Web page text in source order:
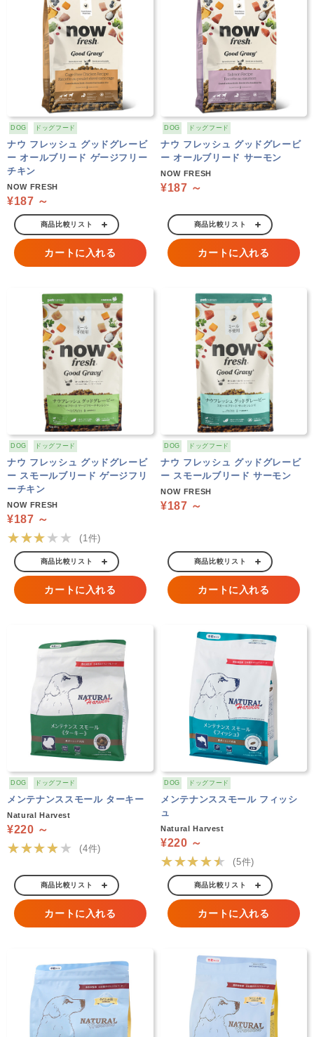
DOG ドッグフード
ナウ フレッシュ グッドグレービ
ー オールブリード ゲージフリー
チキン
NOW FRESH
¥187 ～
商品比較リスト
カートに入れる
DOG ドッグフード
ナウ フレッシュ グッドグレービ
ー オールブリード サーモン
NOW FRESH
¥187 ～
商品比較リスト
カートに入れる
DOG ドッグフード
ナウ フレッシュ グッドグレービ
ー スモールブリード ゲージフリ
ーチキン
NOW FRESH
¥187 ～
★★★★★ (1件)
商品比較リスト
カートに入れる
DOG ドッグフード
ナウ フレッシュ グッドグレービ
ー スモールブリード サーモン
NOW FRESH
¥187 ～
商品比較リスト
カートに入れる
DOG ドッグフード
メンテナンススモール ターキー
Natural Harvest
¥220 ～
★★★★★ (4件)
商品比較リスト
カートに入れる
DOG ドッグフード
メンテナンススモール フィッシ
ュ
Natural Harvest
¥220 ～
★★★★★ (5件)
商品比較リスト
カートに入れる